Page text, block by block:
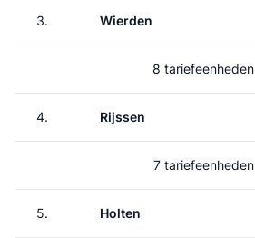
3. Wierden
8 tariefeenheden
4. Rijssen
7 tariefeenheden
5. Holten